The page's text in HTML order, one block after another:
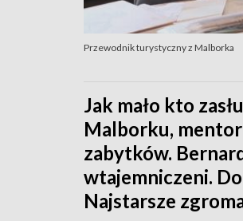
Przewodnik turystyczny z Malborka
Jak mało kto
Malborku,
zabytków.
wtajemniczeni.
Najstarsze